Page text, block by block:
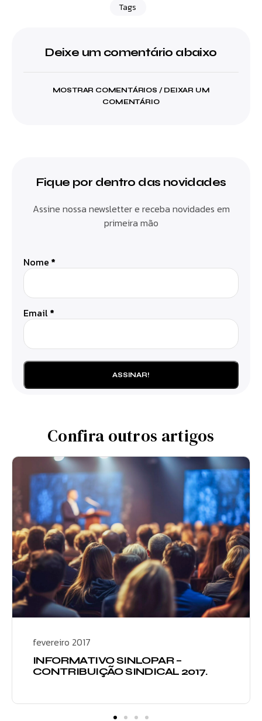
Tags
Deixe um comentário abaixo
MOSTRAR COMENTÁRIOS / DEIXAR UM
COMENTÁRIO
Fique por dentro das novidades
Assine nossa newsletter e receba novidades em
primeira mão
Nome *
Email*
Confira outros artigos
fevereiro 2017
INFORMATIVO SINLOPAR –
CONTRIBUIÇÃO SINDICAL 2017.